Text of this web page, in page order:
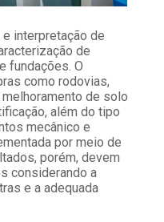
interpretação de
de
fundações. O
como rodovias,
de solo
além do tipo
mecânico e
por meio de
porém, devem
considerando a
e a adequada